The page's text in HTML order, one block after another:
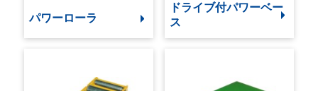
パワーローラ
ドライブ付パワーベー
ス